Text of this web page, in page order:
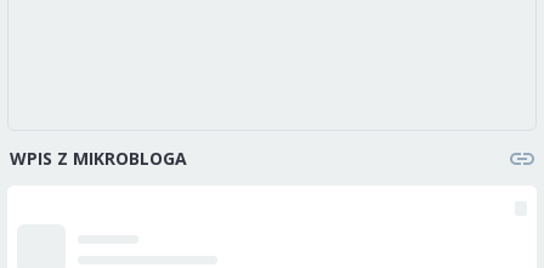
WPIS Z MIKROBLOGA